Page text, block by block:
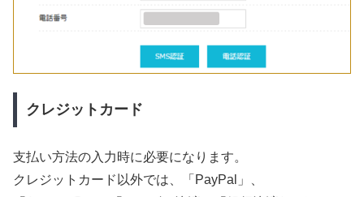
クレジットカード
支払い方法の入力時に必要になります。
クレジットカード以外では、「PayPal」、